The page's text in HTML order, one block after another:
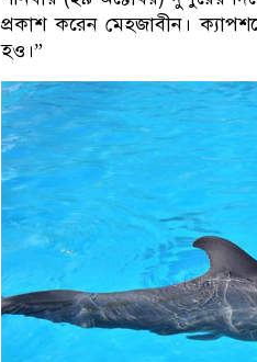
প্রকাশ করেন মেহজাবীন।
হও।”